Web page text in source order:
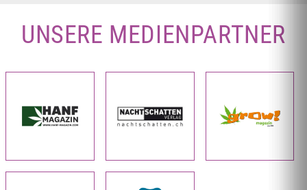
UNSERE MEDIENPARTNER